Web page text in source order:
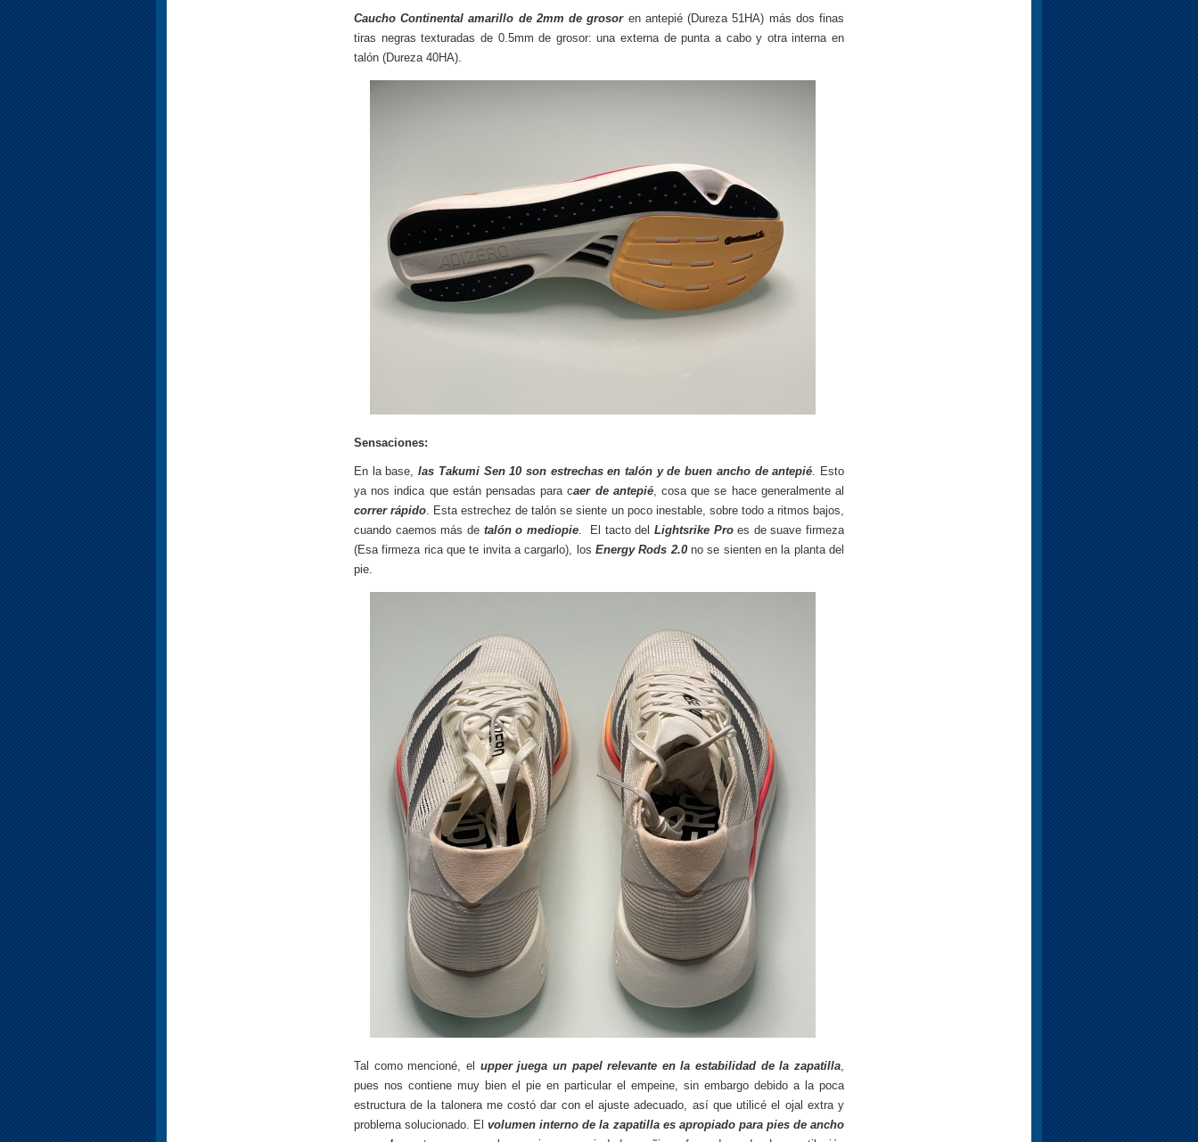
Caucho Continental amarillo de 2mm de grosoren antepié (Dureza 51HA) más dos finas
tiras negras texturadas de 0.5mm de grosor: una externa de punta a cabo y otra interna en
talón (Dureza 40HA).
Sensaciones:
En la base,las Takumi Sen 10 son estrechas en talón y de buen ancho de antepié. Esto
ya nos indica que están pensadas para caer de antepié, cosa que se hace generalmente al
correr rápido. Esta estrechez de talón se siente un poco inestable, sobre todo a ritmos bajos,
cuando caemos más de talón o mediopie. El tacto del Lightsrike Proes de suave firmeza
(Esa firmeza rica que te invita a cargarlo), los Energy Rods 2.0no se sienten en la planta del
pie.
Tal como mencioné, el upper juega un papel relevante en la estabilidad de la zapatilla,
pues nos contiene muy bien el pie en particular el empeine, sin embargo debido a la poca
estructura de la talonera me costó dar con el ajuste adecuado, así que utilicé el ojal extra y
problema solucionado. Elvolumen interno de la zapatilla es apropiado para pies de ancho